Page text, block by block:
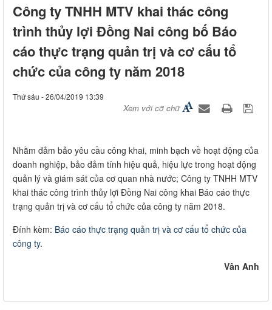
Công ty TNHH MTV khai thác công
trình thủy lợi Đồng Nai công bố Báo
cáo thực trạng quản trị và cơ cấu tổ
chức của công ty năm 2018
Thứ sáu - 26/04/2019 13:39
Xem với cỡ chữ
​Nhằm đảm bảo yêu cầu công khai, minh bạch về hoạt động của
doanh nghiệp, bảo đảm tính hiệu quả, hiệu lực trong hoạt động
quản lý và giám sát của cơ quan nhà nước; Công ty TNHH MTV
khai thác công trình thủy lợi Đồng Nai công khai Báo cáo thực
trạng quản trị và cơ cấu tổ chức của công ty năm 2018.
Đính kèm: Báo cáo thực trạng quản trị và cơ cấu tổ chức của
công ty.
Vân Anh